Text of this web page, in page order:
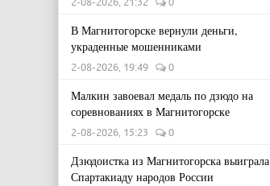
В Магнитогорске вернули деньги,
украденные мошенниками
2-08-2026, 19:49 0
Малкин завоевал медаль по дзюдо на
соревнованиях в Магнитогорске
2-08-2026, 15:23 0
Дзюдоистка из Магнитогорска выиграла
Спартакиаду народов России